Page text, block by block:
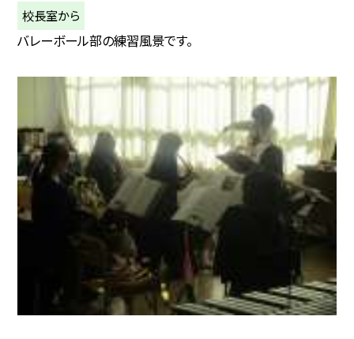
校長室から
バレーボール部の練習風景です。